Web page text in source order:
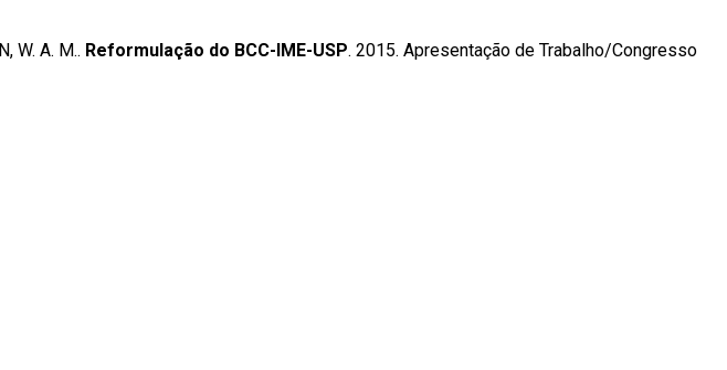
W. A. M.. Reformulação do BCC-IME-USP. 2015. Apresentação de Trabalho/Congresso